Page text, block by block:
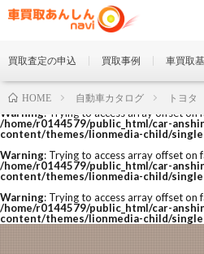
Warning: Trying to access array offset on
/home/r0144579/public_html/car-
content/themes/lionmedia-child/
Warning: Trying to access array offset on
/home/r0144579/public_html/car-
content/themes/lionmedia-child/
Warning: Trying to access array offset on
/home/r0144579/public_html/car-
content/themes/lionmedia-child/
買取査定の申込 買取事例 車買取
HOME 自動車カタログ トヨタ